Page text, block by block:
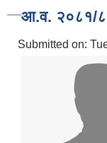
आ.व. २०८१/
Submitted on: